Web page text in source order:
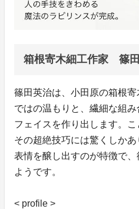
箱根寄木細工作家 篠
篠田英治は、小田原の箱根
ではの温もりと、繊細な組
フェイスを作り出します。こ
その超絶技巧には驚くしか
表情を醸し出すのが特徴で
ようです。
< profile >